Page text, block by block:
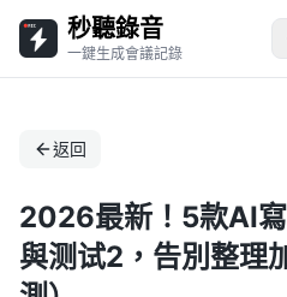
秒聽錄音
一鍵生成會議記錄
返回
2026最新！5款AI
與测试2，告別整理